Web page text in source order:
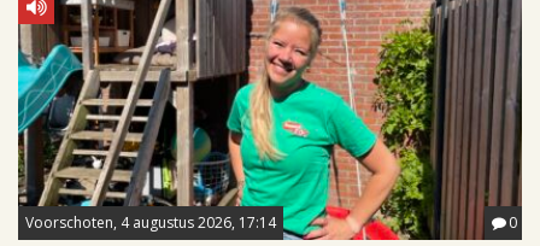
Voorschoten, 4 augustus 2026, 17:14 0